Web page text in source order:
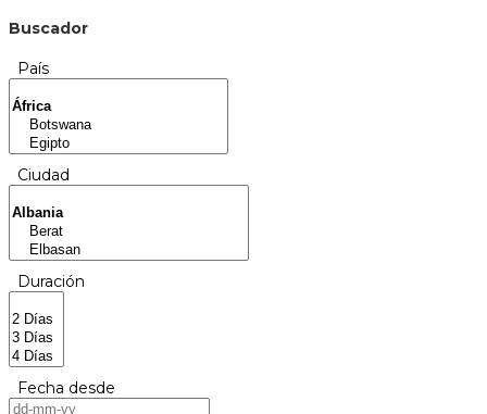
Buscador
País
Ciudad
Duración
Fecha desde